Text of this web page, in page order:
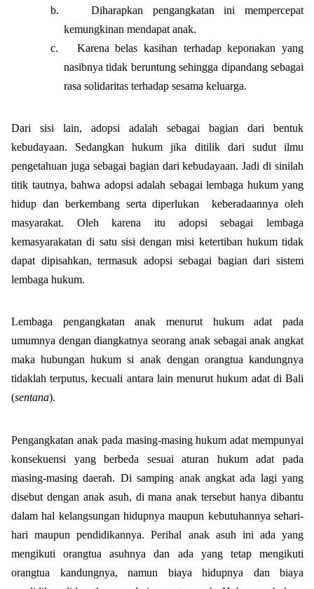
b.
Diharapkan pengangkatan ini mempercepat
kemungkinan mendapat anak.
c.
Karena belas kasihan terhadap keponakan yang
nasibnya tidak beruntung sehingga dipandang sebagai
rasa solidaritas terhadap sesama keluarga.
Dari sisi lain, adopsi adalah sebagai bagian dari bentuk
kebudayaan. Sedangkan hukum jika ditilik dari sudut ilmu
pengetahuan juga sebagai bagian dari kebudayaan. Jadi di sinilah
titik tautnya, bahwa adopsi adalah sebagai lembaga hukum yang
hidup dan berkembang serta diperlukan
keberadaannya oleh
masyarakat. Oleh karena itu adopsi sebagai lembaga
kemasyarakatan di satu sisi dengan misi ketertiban hukum tidak
dapat dipisahkan, termasuk adopsi sebagai bagian dari sistem
lembaga hukum.
Lembaga pengangkatan anak menurut hukum adat pada
umumnya dengan diangkatnya seorang anak sebagai anak angkat
maka hubungan hukum si anak dengan orangtua kandungnya
tidaklah terputus, kecuali antara lain menurut hukum adat di Bali
(sentana).
Pengangkatan anak pada masing-masing hukum adat mempunyai
konsekuensi yang berbeda sesuai aturan hukum adat pada
masing-masing daerah. Di samping anak angkat ada lagi yang
disebut dengan anak asuh, di mana anak tersebut hanya dibantu
dalam hal kelangsungan hidupnya maupun kebutuhannya sehari-
hari maupun pendidikannya. Perihal anak asuh ini ada yang
mengikuti orangtua asuhnya dan ada yang tetap mengikuti
orangtua kandungnya, namun biaya hidupnya dan biaya